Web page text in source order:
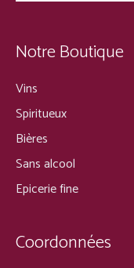
Notre Boutique
Vins
Spiritueux
Bières
Sans alcool
Epicerie fine
Coordonnées